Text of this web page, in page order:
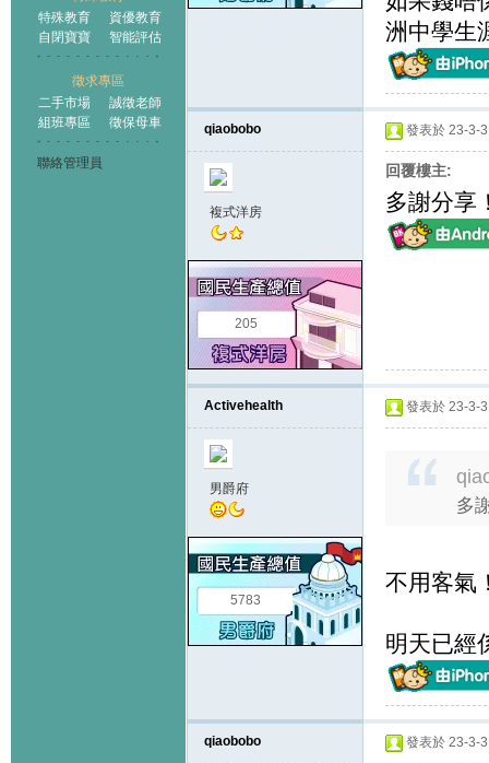
特殊教育
資優教育
自閉寶寶
智能評估
徵求專區
二手市場
誠徵老師
組班專區
徵保母車
聯絡管理員
洲中學生
qiaobobo
複式洋房
205
發表於 23-3-
回覆樓主:
多謝分享
Activehealth
男爵府
5783
發表於 23-3-
多
不用客氣
明天已經
qiaobobo 發表於 23-3-